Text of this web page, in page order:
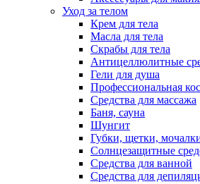
Уход за телом
Крем для тела
Масла для тела
Скрабы для тела
Антицеллюлитные
Гели для душа
Профессиональная
Средства для массажа
Баня, сауна
Шунгит
Губки, щетки,
Солнцезащитные
Средства для ванной
Средства для